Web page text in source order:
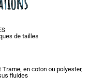
de tailles
en coton ou polyester,
fluides